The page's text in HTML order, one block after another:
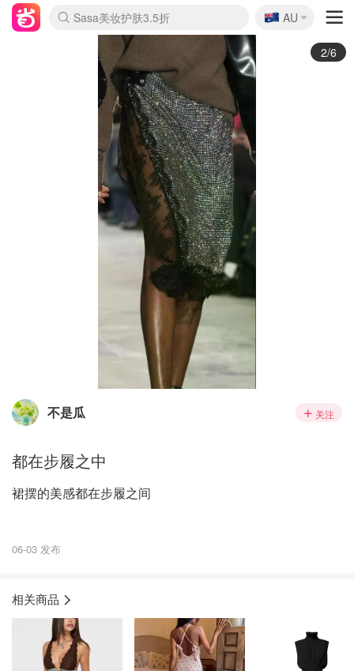
lululemon折扣上新
Sasa美妆护肤3.5折
SSENSE年中3折
FreshBeauty好价汇总
Cettire降价+叠9折
WWS Coles超市实拍
viagogo二手票捡漏
Myer超级周末1折
The Outnet奢牌1折起
David Jones 3折起
Flannels大牌1折
Perfumes Club护肤1折
AMIRO返校季6.2折
Amazon折扣汇总
eToro入金$200送$50
Amazon数码好物
ICONIC本周7.5折
ThedoubleF高奢地板价
Moose Knuckles 6折
丝芙兰5折起
EUFY官网3.7折起
Selenichast首饰2折
Trip机票酒店促销
YSL送5件彩妆礼
Amazon家居好物
Amazon美妆护肤
雅漾大喷$8
过敏原检测盒$33
伊索独家赠50ml沐浴露
科颜氏清仓3折
SEALIFE海洋馆门票6折
丝塔芙大白罐$16
订阅Newsletter送香薰
Cult Beauty 6.8折
Harrods圣诞日历2.3折
LN-CC奢牌私促3折
d'Alba空姐喷雾$16
EVE LOM套装逆天2折
Bernardelli独家4折
Adore Beauty 6折起
CT圣诞日历
Mytheresa奢品2.7折
Luxury Escapes 9折
Currentbody美容仪9折
MOON Garden Live
Roborock扫地机3.7折
Tingo Life水杯$24
Valentino官网5折
CR洗发护发6.3折
修丽可套装7.4折
Myer彩妆2件7折
GANNI官网4.5折
Stylevana韩妆4折
Tessabit高奢8.5折
OGX洗护4折
Amazon阿德莱德次日达
卡诗8.5折+赠礼
Philips Hue灯具8折
🇦🇺
AU
3/6
不是瓜 关注
都在步履之中
裙摆的美感都在步履之间
06-03 发布
相关商品